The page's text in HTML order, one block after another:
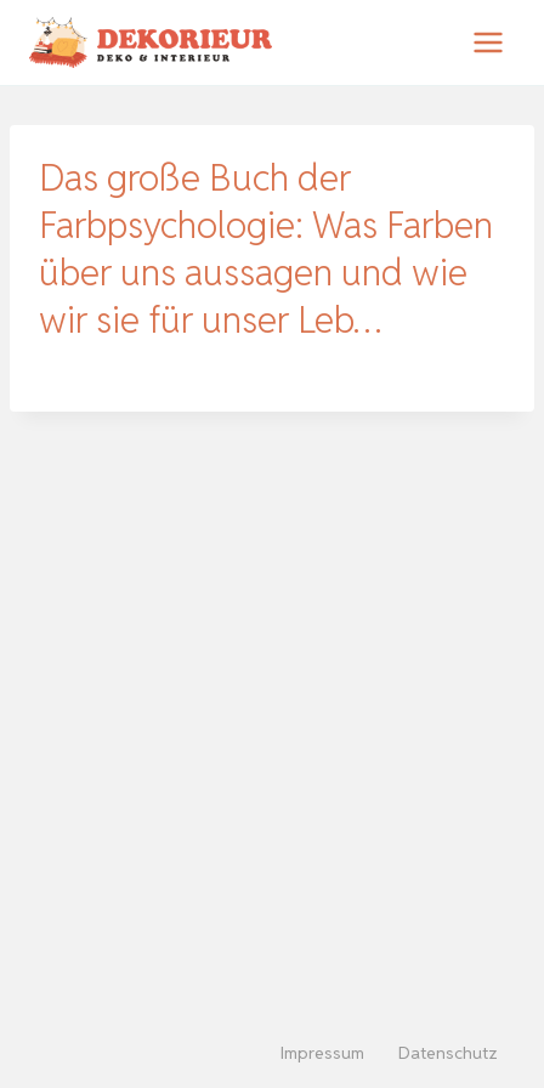
Zum
Inhalt
Das große Buch der
Farbpsychologie: Was Farben
über uns aussagen und wie
wir sie für unser Leb…
Impressum Datenschutz